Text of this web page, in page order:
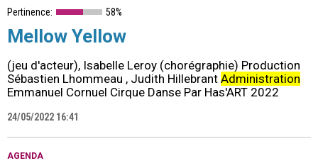
Pertinence: 58%
Mellow Yellow
(jeu d'acteur), Isabelle Leroy (chorégraphie) Production
Sébastien Lhommeau , Judith Hillebrant Administration
Emmanuel Cornuel Cirque Danse Par Has'ART 2022
24/05/2022 16:41
AGENDA